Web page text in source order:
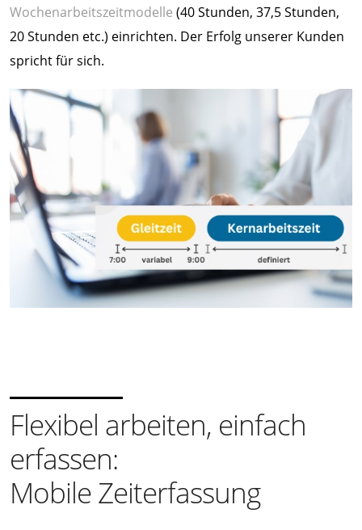
Wochenarbeitszeitmodelle (40 Stunden, 37,5 Stunden,
20 Stunden etc.) einrichten. Der Erfolg unserer Kunden
spricht für sich.
Flexibel arbeiten, einfach
erfassen:
Mobile Zeiterfassung